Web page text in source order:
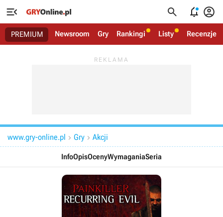
   
PREMIUM Newsroom Gry Rankingi Listy Recenzje
www.gry-online.pl  Gry  Akcji
InfoOpisOcenyWymaganiaSeria